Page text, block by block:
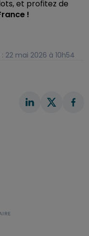
et profitez de
!
22 mai 2026 à 10h54